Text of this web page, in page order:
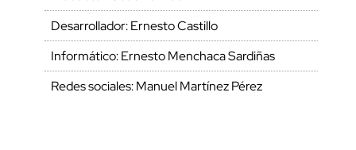
Desarrollador: Ernesto Castillo
Informático: Ernesto Menchaca Sardiñas
Redes sociales: Manuel Martínez Pérez